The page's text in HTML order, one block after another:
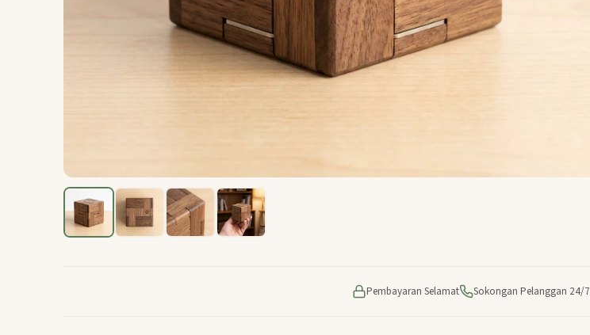
Pembayaran Selamat Sokongan Pelanggan 24/7